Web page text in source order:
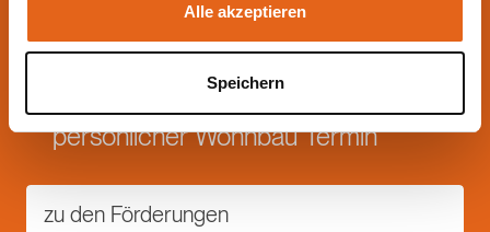
Alle akzeptieren
Speichern
persönlicher Wohnbau Termin
zu den Förderungen